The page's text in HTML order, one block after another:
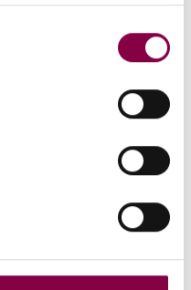
päkiäpehmust
ehkäisyyn ja
tukee jalkaa.
esimerkiksi:
-
aluetta ja jalan
, jotka on